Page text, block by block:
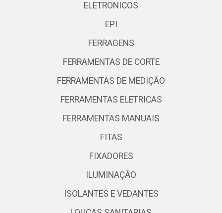
ELETRONICOS
EPI
FERRAGENS
FERRAMENTAS DE CORTE
FERRAMENTAS DE MEDIÇÃO
FERRAMENTAS ELETRICAS
FERRAMENTAS MANUAIS
FITAS
FIXADORES
ILUMINAÇÃO
ISOLANTES E VEDANTES